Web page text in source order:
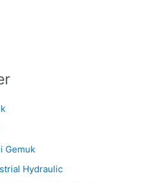
Gemuk
Hydraulic